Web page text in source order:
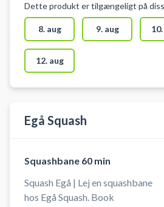
der ikke laver mærker i gulvet. En
reserveret banetime kan
afbestilles indt
Dette produkt er tilgængeligt på
8. aug 9. aug
12. aug
Egå Squash
Squashbane 60 min
Squash Egå | Lej en squashbane
hos Egå Squash. Book